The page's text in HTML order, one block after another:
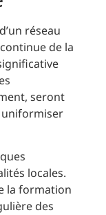
réseau
de la
seront
uniformiser
locales.
la formation
des